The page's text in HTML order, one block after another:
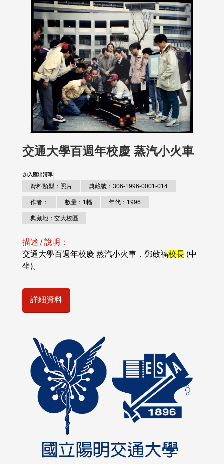
交通大學百週年校慶 蒸汽小火車
加入匯出清單
資料類型：照片 典藏號：306-1996-0001-014
作者： 數量：1幅 年代：1996
典藏地：交大校區
描述 / 說明：
交通大學百週年校慶 蒸汽小火車，鄧啟福校長 (中
坐)。
詳細資料